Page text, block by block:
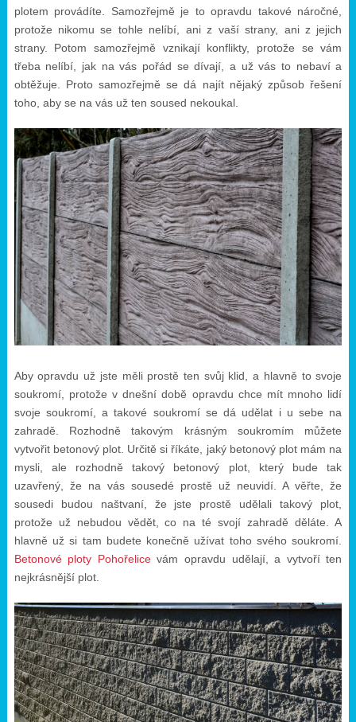
plotem provádíte. Samozřejmě je to opravdu takové náročné,
protože nikomu se tohle nelíbí, ani z vaší strany, ani z jejich
strany. Potom samozřejmě vznikají konflikty, protože se vám
třeba nelíbí, jak na vás pořád se dívají, a už vás to nebaví a
obtěžuje. Proto samozřejmě se dá najít nějaký způsob řešení
toho, aby se na vás už ten soused nekoukal.
Aby opravdu už jste měli prostě ten svůj klid, a hlavně to svoje
soukromí, protože v dnešní době opravdu chce mít mnoho lidí
svoje soukromí, a takové soukromí se dá udělat i u sebe na
zahradě. Rozhodně takovým krásným soukromím můžete
vytvořit betonový plot. Určitě si říkáte, jaký betonový plot mám na
mysli, ale rozhodně takový betonový plot, který bude tak
uzavřený, že na vás sousedé prostě už neuvidí. A věřte, že
sousedi budou naštvaní, že jste prostě udělali takový plot,
protože už nebudou vědět, co na té svojí zahradě děláte. A
hlavně už si tam budete konečně užívat toho svého soukromí.
Betonové ploty Pohořelicevám opravdu udělají, a vytvoří ten
nejkrásnější plot.